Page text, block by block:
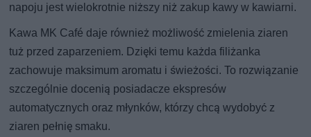
napoju jest wielokrotnie niższy niż zakup kawy w kawiarni.
Kawa MK Café daje również możliwość zmielenia ziaren
tuż przed zaparzeniem. Dzięki temu każda filiżanka
zachowuje maksimum aromatu i świeżości. To rozwiązanie
szczególnie docenią posiadacze ekspresów
automatycznych oraz młynków, którzy chcą wydobyć z
ziaren pełnię smaku.